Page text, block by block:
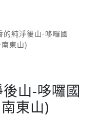
的純淨後山-哆囉國
東山)
山-哆囉國
東山)